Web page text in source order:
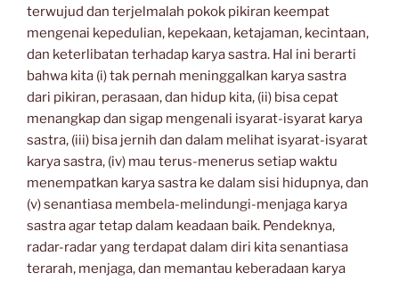
terwujud dan terjelmalah pokok pikiran keempat
mengenai kepedulian, kepekaan, ketajaman, kecintaan,
dan keterlibatan terhadap karya sastra. Hal ini berarti
bahwa kita (i) tak pernah meninggalkan karya sastra
dari pikiran, perasaan, dan hidup kita, (ii) bisa cepat
menangkap dan sigap mengenali isyarat-isyarat karya
sastra, (iii) bisa jernih dan dalam melihat isyarat-isyarat
karya sastra, (iv) mau terus-menerus setiap waktu
menempatkan karya sastra ke dalam sisi hidupnya, dan
(v) senantiasa membela-melindungi-menjaga karya
sastra agar tetap dalam keadaan baik. Pendeknya,
radar-radar yang terdapat dalam diri kita senantiasa
terarah, menjaga, dan memantau keberadaan karya